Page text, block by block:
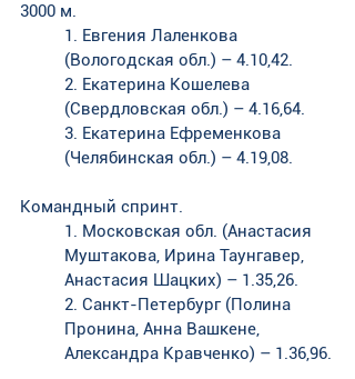
3000 м.
1. Евгения Лаленкова
(Вологодская обл.) – 4.10,42.
2. Екатерина Кошелева
(Свердловская обл.) – 4.16,64.
3. Екатерина Ефременкова
(Челябинская обл.) – 4.19,08.
Командный спринт.
1. Московская обл. (Анастасия
Муштакова, Ирина Таунгавер,
Анастасия Шацких) – 1.35,26.
2. Санкт-Петербург (Полина
Пронина, Анна Вашкене,
Александра Кравченко) – 1.36,96.